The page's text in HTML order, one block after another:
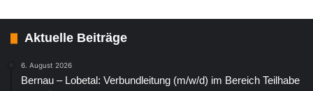
Aktuelle Beiträge
6. August 2026
Bernau – Lobetal: Verbundleitung (m/w/d) im Bereich Teilhabe